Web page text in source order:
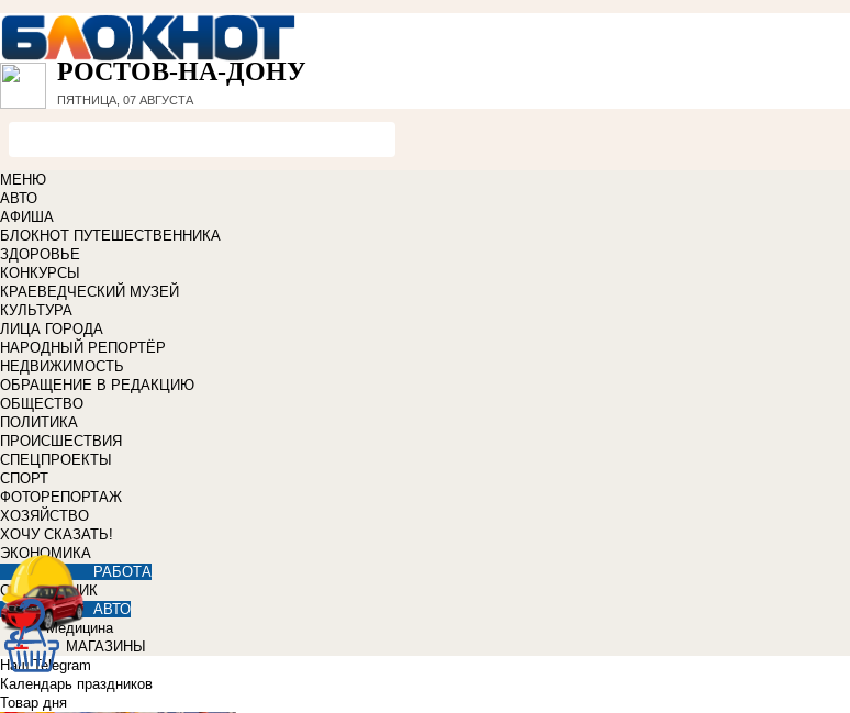
РОСТОВ-НА-ДОНУ
ПЯТНИЦА, 07 АВГУСТА
МЕНЮ
АВТО
АФИША
БЛОКНОТ ПУТЕШЕСТВЕННИКА
ЗДОРОВЬЕ
КОНКУРСЫ
КРАЕВЕДЧЕСКИЙ МУЗЕЙ
КУЛЬТУРА
ЛИЦА ГОРОДА
НАРОДНЫЙ РЕПОРТЁР
НЕДВИЖИМОСТЬ
ОБРАЩЕНИЕ В РЕДАКЦИЮ
ОБЩЕСТВО
ПОЛИТИКА
ПРОИСШЕСТВИЯ
СПЕЦПРОЕКТЫ
СПОРТ
ФОТОРЕПОРТАЖ
ХОЗЯЙСТВО
ХОЧУ СКАЗАТЬ!
ЭКОНОМИКА
РАБОТА
СПРАВОЧНИК
АВТО
Медицина
МАГАЗИНЫ
Наш Telegram
Календарь праздников
Товар дня